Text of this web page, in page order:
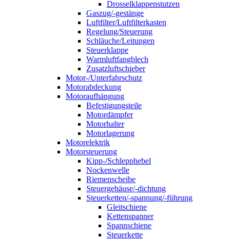
Drosselklappenstutzen
Gaszug/-gestänge
Luftfilter/Luftfilterkasten
Regelung/Steuerung
Schläuche/Leitungen
Steuerklappe
Warmluftfangblech
Zusatzluftschieber
Motor-/Unterfahrschutz
Motorabdeckung
Motoraufhängung
Befestigungsteile
Motordämpfer
Motorhalter
Motorlagerung
Motorelektrik
Motorsteuerung
Kipp-/Schlepphebel
Nockenwelle
Riemenscheibe
Steuergehäuse/-dichtung
Steuerketten/-spannung/-führung
Gleitschiene
Kettenspanner
Spannschiene
Steuerkette